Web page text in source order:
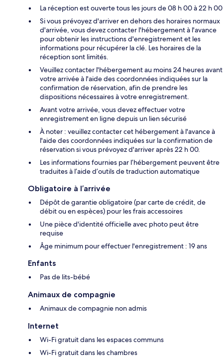
La réception est ouverte tous les jours de 08 h 00 à 22 h 00
Si vous prévoyez d'arriver en dehors des horaires normaux
d'arrivée, vous devez contacter l'hébergement à l'avance
pour obtenir les instructions d'enregistrement et les
informations pour récupérer la clé. Les horaires de la
réception sont limités.
Veuillez contacter l'hébergement au moins 24 heures avant
votre arrivée à l'aide des coordonnées indiquées sur la
confirmation de réservation, afin de prendre les
dispositions nécessaires à votre enregistrement.
Avant votre arrivée, vous devez effectuer votre
enregistrement en ligne depuis un lien sécurisé
À noter : veuillez contacter cet hébergement à l'avance à
l'aide des coordonnées indiquées sur la confirmation de
réservation si vous prévoyez d'arriver après 22 h 00.
Les informations fournies par l’hébergement peuvent être
traduites à l’aide d’outils de traduction automatique
Obligatoire à l’arrivée
Dépôt de garantie obligatoire (par carte de crédit, de
débit ou en espèces) pour les frais accessoires
Une pièce d'identité officielle avec photo peut être
requise
Âge minimum pour effectuer l'enregistrement : 19 ans
Enfants
Pas de lits-bébé
Animaux de compagnie
Animaux de compagnie non admis
Internet
Wi-Fi gratuit dans les espaces communs
Wi-Fi gratuit dans les chambres